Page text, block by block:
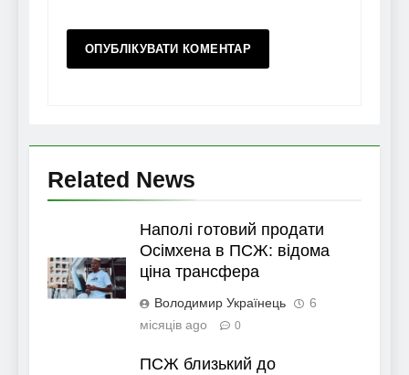
Related News
Наполі готовий продати
Осімхена в ПСЖ: відома
ціна трансфера
Володимир Українець
6
місяців ago
0
ПСЖ близький до